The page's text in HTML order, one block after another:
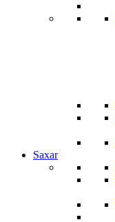
Saxar